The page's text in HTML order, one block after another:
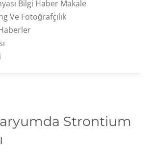
Bilgi Haber Makale
Ve Fotoğrafçılık
Strontium